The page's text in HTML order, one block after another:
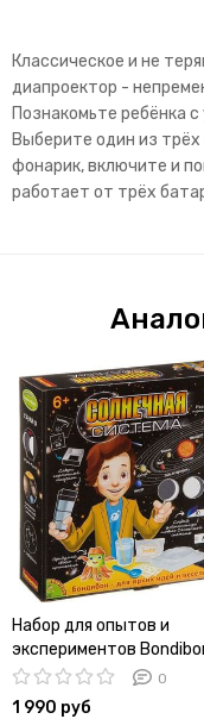
Классическое и не
диапроектор -
Познакомьте ребёнка
Выберите один из
фонарик, включите и
работает от трёх
Набор для опытов и
экспериментов
Французские опыты
Буки Солнечная система
0
1 990 руб